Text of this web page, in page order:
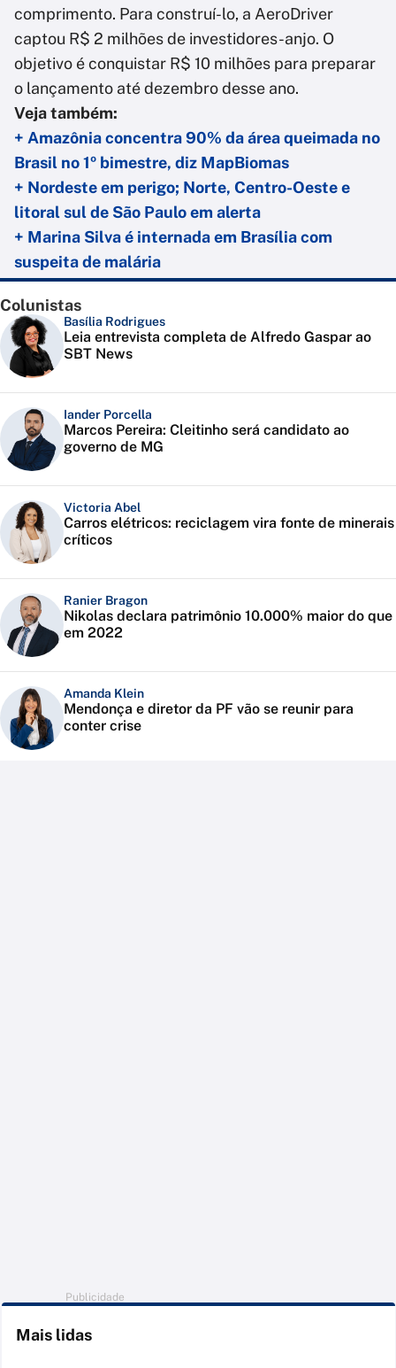
comprimento. Para construí-lo, a AeroDriver
captou R$ 2 milhões de investidores-anjo. O
objetivo é conquistar R$ 10 milhões para preparar
o lançamento até dezembro desse ano.
Veja também:
+ Amazônia concentra 90% da área queimada no
Brasil no 1º bimestre, diz MapBiomas
+ Nordeste em perigo; Norte, Centro-Oeste e
litoral sul de São Paulo em alerta
+ Marina Silva é internada em Brasília com
suspeita de malária
Colunistas
Basília Rodrigues
Leia entrevista completa de Alfredo Gaspar ao
SBT News
Iander Porcella
Marcos Pereira: Cleitinho será candidato ao
governo de MG
Victoria Abel
Carros elétricos: reciclagem vira fonte de minerais
críticos
Ranier Bragon
Nikolas declara patrimônio 10.000% maior do que
em 2022
Amanda Klein
Mendonça e diretor da PF vão se reunir para
conter crise
Publicidade
Mais lidas